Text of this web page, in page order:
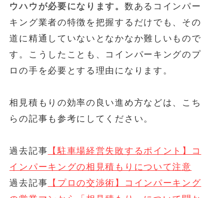
ウハウが必要になります。 数あるコインパー
キング業者の特徴を把握するだけでも、その
道に精通していないとなかなか難しいもので
す。こうしたことも、コインパーキングのプ
ロの手を必要とする理由になります。
相見積もりの効率の良い進め方などは、こち
らの記事も参考にしてください。
過去記事 【駐車場経営失敗するポイント】コ
インパーキングの相見積もりについて注意
過去記事 【プロの交渉術】コインパーキング